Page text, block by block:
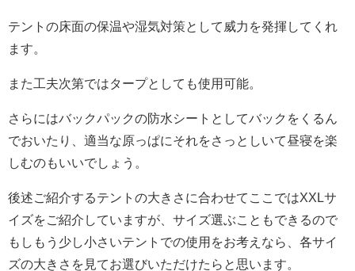
テントの床面の保温や湿気対策として威力を発揮してくれ
ます。
また工夫次第ではタープとしても使用可能。
さらにはバックパックの防水シートとしてバックをくるん
でおいたり、適当な原っぱにそれをさっとしいて昼寝を楽
しむのもいいでしょう。
後述ご紹介するテントの大きさに合わせてここではXXLサ
イズをご紹介していますが、サイズ選ぶこともできるので
もしもう少し小さいテントでの使用をお考えなら、各サイ
ズの大きさを見てお選びいただけたらと思います。